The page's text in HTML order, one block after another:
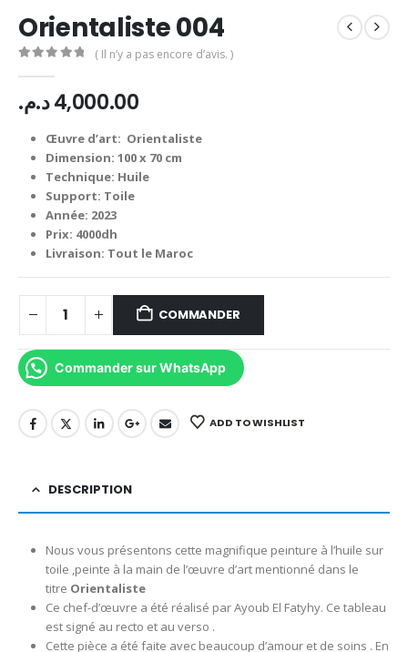
Orientaliste 004
( Il n’y a pas encore d’avis. )
4,000.00د.م.
Œuvre d’art: Orientaliste
Dimension: 100 x 70 cm
Technique: Huile
Support: Toile
Année: 2023
Prix: 4000dh
Livraison: Tout le Maroc
COMMANDER
Commander sur WhatsApp
ADD TO WISHLIST
DESCRIPTION
Nous vous présentons cette magnifique peinture à l’huile sur
toile ,peinte à la main de l’œuvre d’art mentionné dans le
titre Orientaliste
Ce chef-d’œuvre a été réalisé par Ayoub El Fatyhy. Ce tableau
est signé au recto et au verso .
Cette pièce a été faite avec beaucoup d’amour et de soins . En